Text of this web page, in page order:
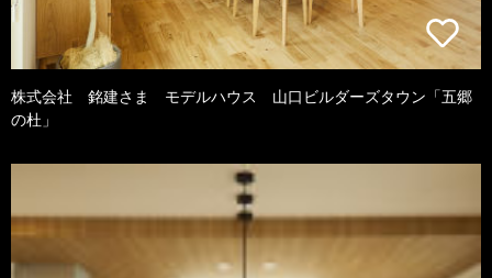
株式会社 銘建さま モデルハウス 山口ビルダーズタウン「五郷
の杜」